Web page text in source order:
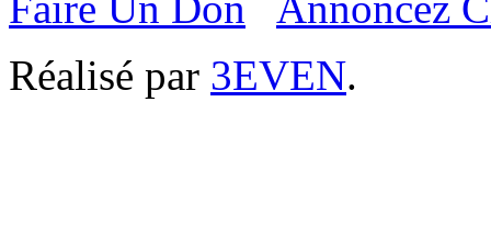
Réalisé par 3EVEN.